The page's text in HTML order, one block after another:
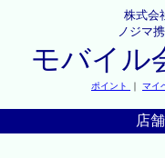
株式会
ノジマ
モバイル
ポイント ｜ マイ
店